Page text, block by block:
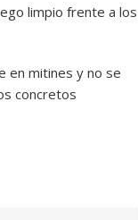
limpio frente a los
en mitines y no se
concretos